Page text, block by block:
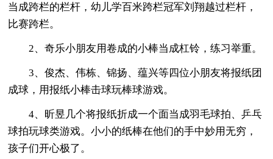
当成跨栏的栏杆，幼儿学百米跨栏冠军刘翔越过栏杆，
比赛跨栏。
2、奇乐小朋友用卷成的小棒当成杠铃，练习举重。
3、俊杰、伟栋、锦扬、蕴兴等四位小朋友将报纸团
成球，用报纸小棒击球玩棒球游戏。
4、昕昱几个将报纸折成一个面当成羽毛球拍、乒乓
球拍玩球类游戏。小小的纸棒在他们的手中妙用无穷，
孩子们开心极了。